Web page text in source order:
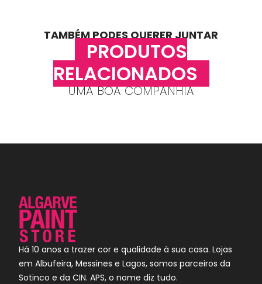
TAMBÉM PODES QUERER JUNTAR
PRODUTOS
RELACIONADOS
UMA BOA COMPANHIA
Há 10 anos a trazer cor e qualidade à sua casa. Lojas
em Albufeira, Messines e Lagos, somos parceiros da
Sotinco e da CIN. APS, o nome diz tudo.